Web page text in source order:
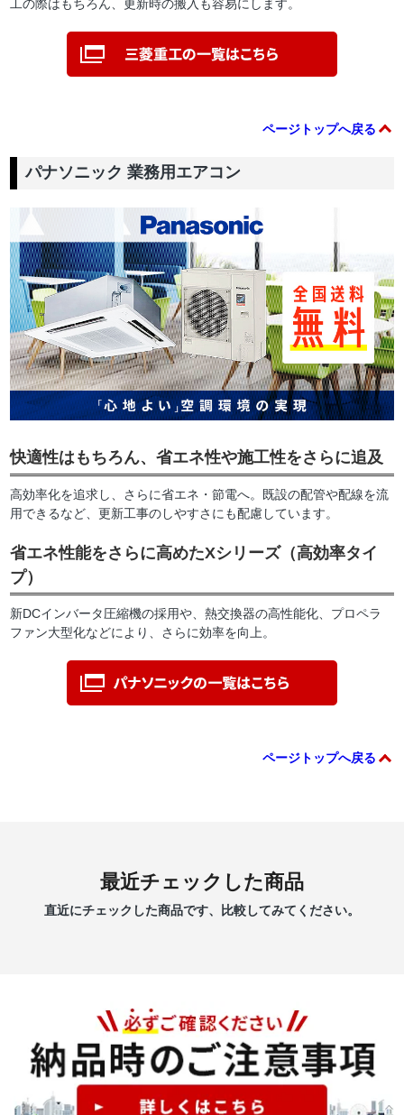
工の際はもちろん、更新時の搬入も容易にします。
ページトップへ戻る
パナソニック 業務用エアコン
快適性はもちろん、省エネ性や施工性をさらに追及
高効率化を追求し、さらに省エネ・節電へ。既設の配管や配線を流
用できるなど、更新工事のしやすさにも配慮しています。
省エネ性能をさらに高めたXシリーズ（高効率タイ
プ）
新DCインバータ圧縮機の採用や、熱交換器の高性能化、プロペラ
ファン大型化などにより、さらに効率を向上。
ページトップへ戻る
最近チェックした商品
直近にチェックした商品です、比較してみてください。